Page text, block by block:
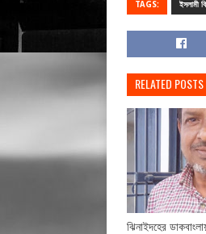
TAGS: ইসলামী
RELATED POSTS
ঝিনাইদহের